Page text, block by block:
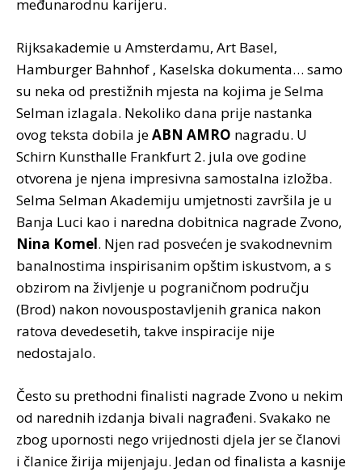
međunarodnu karijeru.
Rijksakademie u Amsterdamu, Art Basel,
Hamburger Bahnhof , Kaselska dokumenta… samo
su neka od prestižnih mjesta na kojima je Selma
Selman izlagala. Nekoliko dana prije nastanka
ovog teksta dobila jeABN AMRO nagradu. U
Schirn Kunsthalle Frankfurt 2. jula ove godine
otvorena je njena impresivna samostalna izložba.
Selma Selman Akademiju umjetnosti završila je u
Banja Luci kao i naredna dobitnica nagrade Zvono,
Nina Komel. Njen rad posvećen je svakodnevnim
banalnostima inspirisanim opštim iskustvom, a s
obzirom na življenje u pograničnom području
(Brod) nakon novouspostavljenih granica nakon
ratova devedesetih, takve inspiracije nije
nedostajalo.
Često su prethodni finalisti nagrade Zvono u nekim
od narednih izdanja bivali nagrađeni. Svakako ne
zbog upornosti nego vrijednosti djela jer se članovi
i članice žirija mijenjaju. Jedan od finalista a kasnije